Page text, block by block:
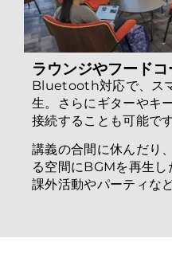
ラウンジやフードコ
Bluetooth対応で、ス
生。さらにギターやキ
接続することも可能です
講義の合間に休んだり
る空間にBGMを再生
課外活動やパーティな